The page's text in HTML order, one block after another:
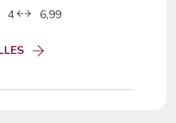
4 6,99